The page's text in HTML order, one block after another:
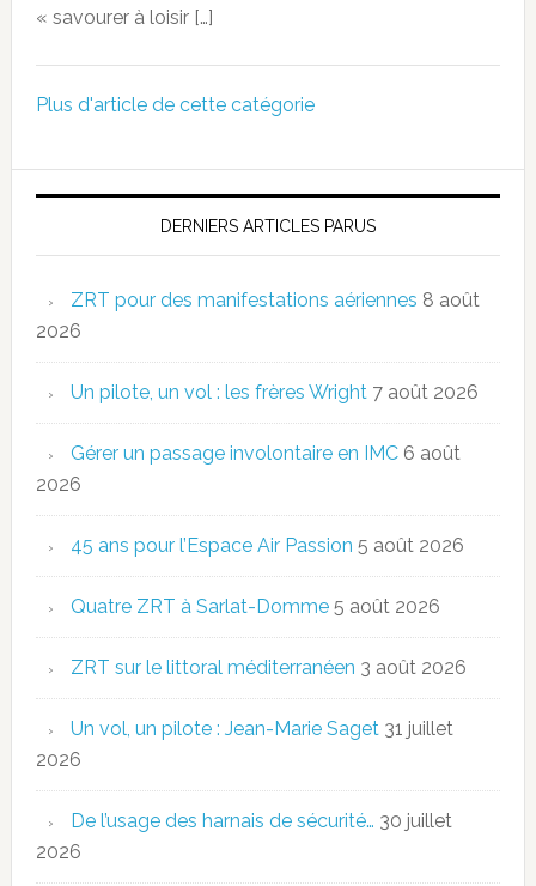
« savourer à loisir […]
Plus d'article de cette catégorie
DERNIERS ARTICLES PARUS
ZRT pour des manifestations aériennes 8 août
2026
Un pilote, un vol : les frères Wright 7 août 2026
Gérer un passage involontaire en IMC 6 août
2026
45 ans pour l’Espace Air Passion 5 août 2026
Quatre ZRT à Sarlat-Domme 5 août 2026
ZRT sur le littoral méditerranéen 3 août 2026
Un vol, un pilote : Jean-Marie Saget 31 juillet
2026
De l’usage des harnais de sécurité… 30 juillet
2026